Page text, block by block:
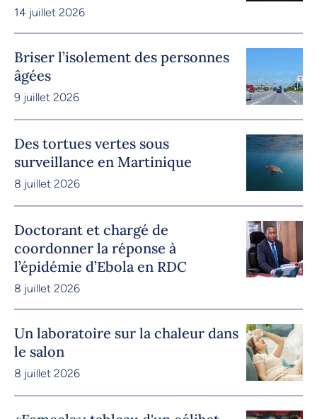
14 juillet 2026
Briser l’isolement des personnes
âgées
9 juillet 2026
Des tortues vertes sous
surveillance en Martinique
8 juillet 2026
Doctorant et chargé de
coordonner la réponse à
l’épidémie d’Ebola en RDC
8 juillet 2026
Un laboratoire sur la chaleur dans
le salon
8 juillet 2026